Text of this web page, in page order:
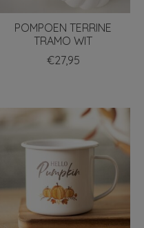
POMPOEN TERRINE
TRAMO WIT
€27,95